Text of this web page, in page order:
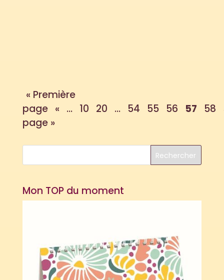
« Première
page « ... 10 20 ... 54 55 56 57 58
page »
Mon TOP du moment